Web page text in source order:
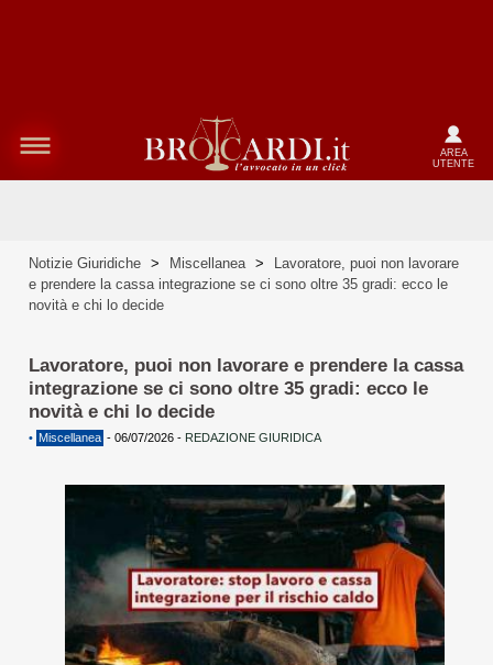
AREA
UTENTE
Notizie Giuridiche > Miscellanea >
Lavoratore, puoi non lavorare
e prendere la cassa integrazione se ci sono oltre 35 gradi: ecco le
novità e chi lo decide
Lavoratore, puoi non lavorare e prendere la cassa
integrazione se ci sono oltre 35 gradi: ecco le
novità e chi lo decide
• Miscellanea - 06/07/2026 - REDAZIONE GIURIDICA